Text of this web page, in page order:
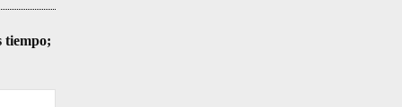
tiempo;